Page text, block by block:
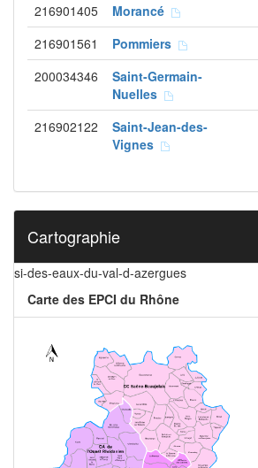
216901405 Morancé
216901561 Pommiers
200034346
Saint-Germain-
Nuelles
216902122
Saint-Jean-des-
Vignes
Cartographie
si-des-eaux-du-val-d-azergues
Carte des EPCI du Rhône